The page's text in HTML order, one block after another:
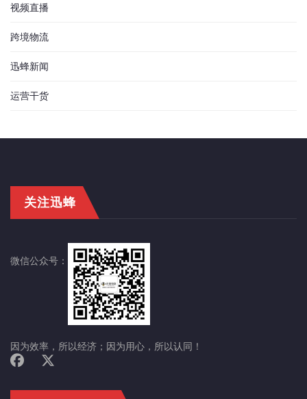
视频直播
跨境物流
迅蜂新闻
运营干货
关注迅蜂
微信公众号：
因为效率，所以经济；因为用心，所以认同！